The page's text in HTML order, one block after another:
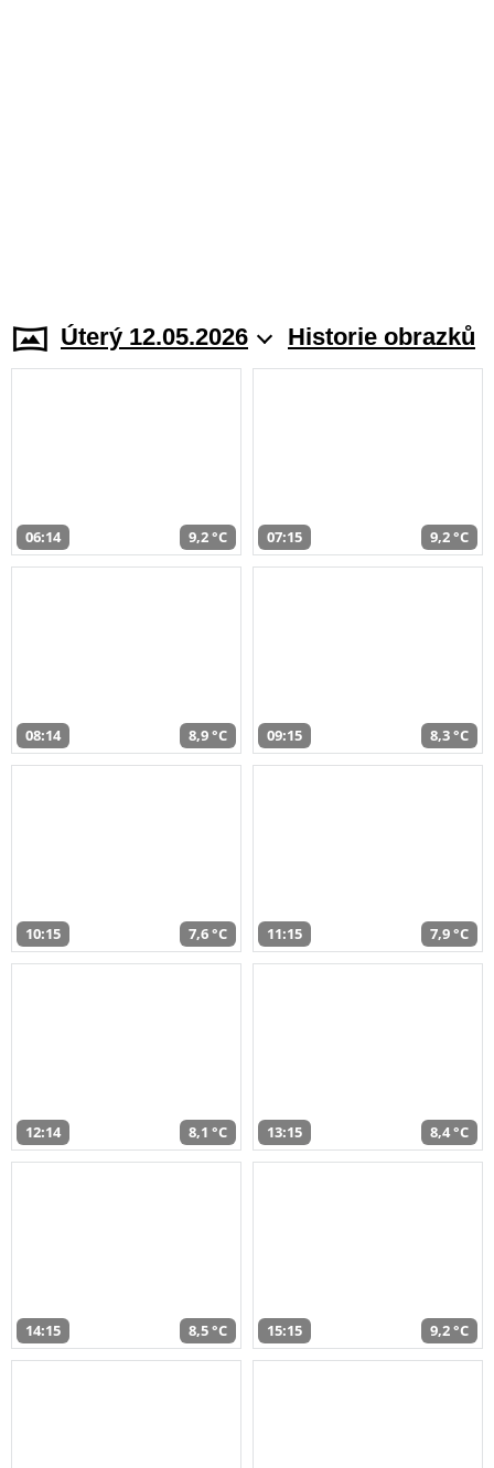
Úterý 12.05.2026 Historie obrazků
06:14 9,2 °C 07:15 9,2 °C
08:14 8,9 °C 09:15 8,3 °C
10:15 7,6 °C 11:15 7,9 °C
12:14 8,1 °C 13:15 8,4 °C
14:15 8,5 °C 15:15 9,2 °C